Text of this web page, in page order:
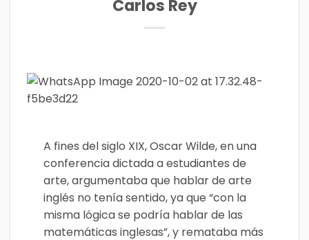
Carlos Rey
A fines del siglo XIX, Oscar Wilde, en una
conferencia dictada a estudiantes de
arte, argumentaba que hablar de arte
inglés no tenía sentido, ya que “con la
misma lógica se podría hablar de las
matemáticas inglesas”, y remataba más